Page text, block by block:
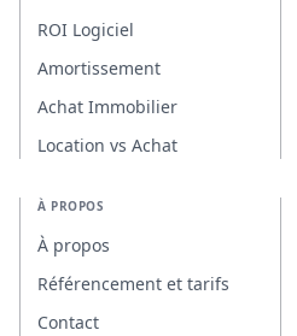
ROI Logiciel
Amortissement
Achat Immobilier
Location vs Achat
À PROPOS
À propos
Référencement et tarifs
Contact